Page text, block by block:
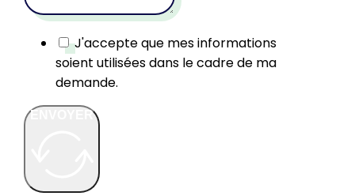
J'accepte que mes informations
soient utilisées dans le cadre de ma
demande.
ENVOYER